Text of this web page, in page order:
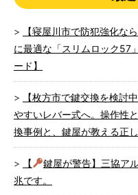
【寝屋川市で防犯強化な
に最適な「スリムロック57
ード】
【枚方市で鍵交換を検討
やすいレバー式へ。操作性
換事例と、鍵屋が教える正
【
鍵屋が警告】三協ア
兆です。